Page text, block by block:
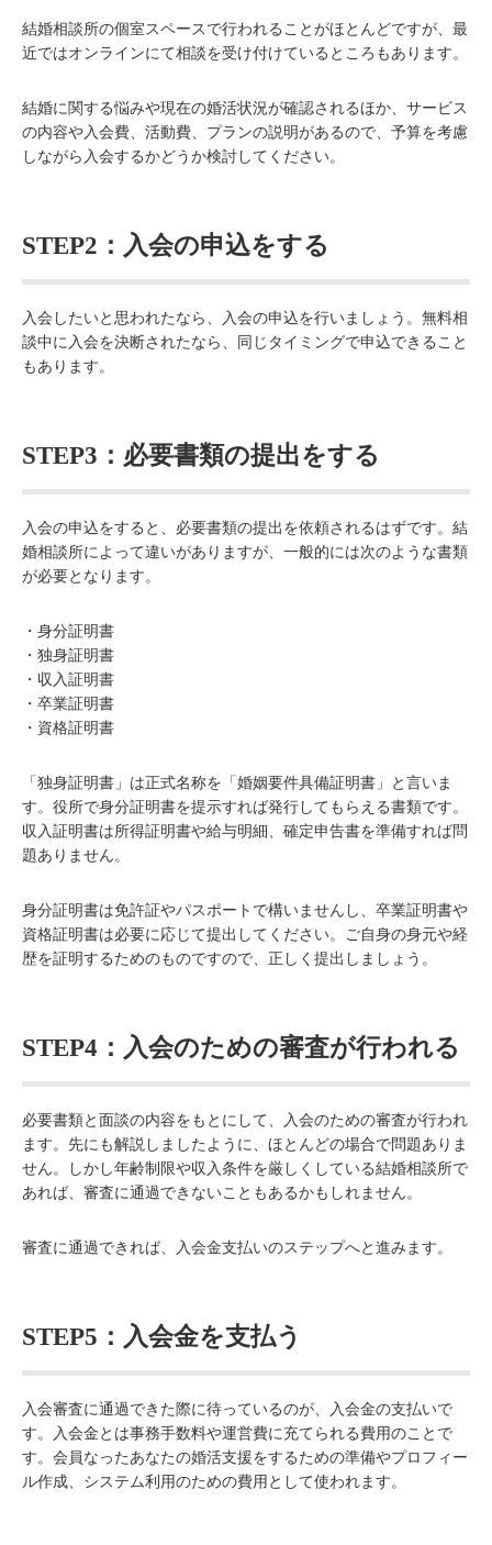
結婚相談所の個室スペースで行われることがほとんどですが、最
近ではオンラインにて相談を受け付けているところもあります。
結婚に関する悩みや現在の婚活状況が確認されるほか、サービス
の内容や入会費、活動費、プランの説明があるので、予算を考慮
しながら入会するかどうか検討してください。
STEP2：入会の申込をする
入会したいと思われたなら、入会の申込を行いましょう。無料相
談中に入会を決断されたなら、同じタイミングで申込できること
もあります。
STEP3：必要書類の提出をする
入会の申込をすると、必要書類の提出を依頼されるはずです。結
婚相談所によって違いがありますが、一般的には次のような書類
が必要となります。
・身分証明書
・独身証明書
・収入証明書
・卒業証明書
・資格証明書
「独身証明書」は正式名称を「婚姻要件具備証明書」と言いま
す。役所で身分証明書を提示すれば発行してもらえる書類です。
収入証明書は所得証明書や給与明細、確定申告書を準備すれば問
題ありません。
身分証明書は免許証やパスポートで構いませんし、卒業証明書や
資格証明書は必要に応じて提出してください。ご自身の身元や経
歴を証明するためのものですので、正しく提出しましょう。
STEP4：入会のための審査が行われる
必要書類と面談の内容をもとにして、入会のための審査が行われ
ます。先にも解説しましたように、ほとんどの場合で問題ありま
せん。しかし年齢制限や収入条件を厳しくしている結婚相談所で
あれば、審査に通過できないこともあるかもしれません。
審査に通過できれば、入会金支払いのステップへと進みます。
STEP5：入会金を支払う
入会審査に通過できた際に待っているのが、入会金の支払いで
す。入会金とは事務手数料や運営費に充てられる費用のことで
す。会員なったあなたの婚活支援をするための準備やプロフィー
ル作成、システム利用のための費用として使われます。